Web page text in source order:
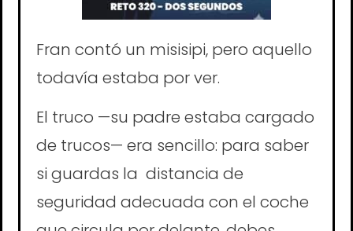
Fran contó un misisipi, pero aquello
todavía estaba por ver.
El truco —su padre estaba cargado
de trucos— era sencillo: para saber
si guardas la distancia de
seguridad adecuada con el coche